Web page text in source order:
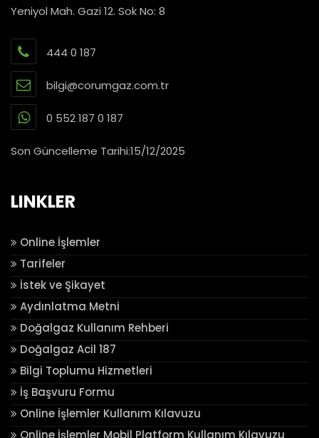
Yeniyol Mah. Gazi 12. Sok No: 8
444 0 187
bilgi@corumgaz.com.tr
0 552 187 0 187
Son Güncelleme Tarihi:15/12/2025
LINKLER
Online İşlemler
Tarifeler
İstek ve Şikayet
Aydınlatma Metni
Doğalgaz Kullanım Rehberi
Doğalgaz Acil 187
Bilgi Toplumu Hizmetleri
İş Başvuru Formu
Online İşlemler Kullanım Kılavuzu
Online İşlemler Mobil Platform Kullanım Kılavuzu